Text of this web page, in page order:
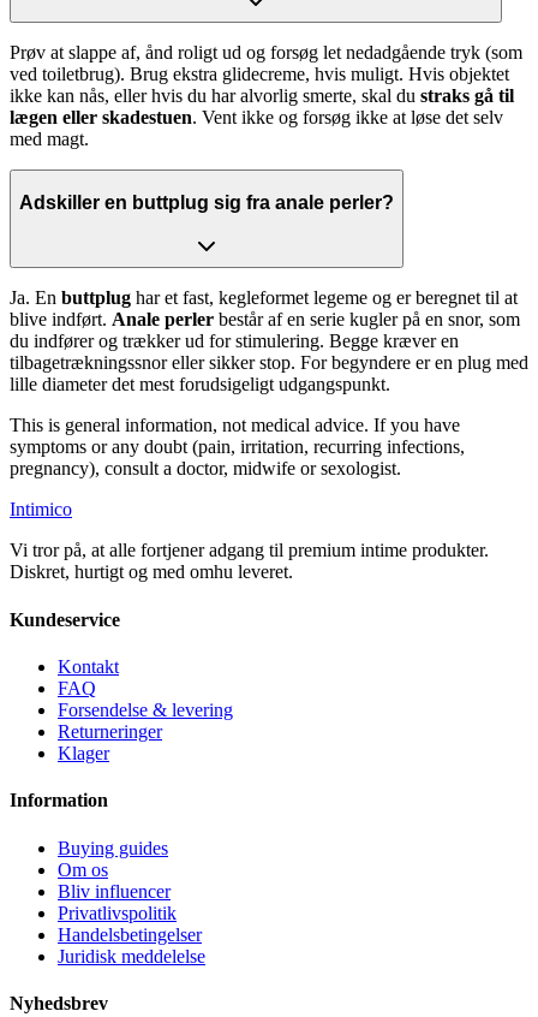
Prøv at slappe af, ånd roligt ud og forsøg let nedadgående tryk (som
ved toiletbrug). Brug ekstra glidecreme, hvis muligt. Hvis objektet
ikke kan nås, eller hvis du har alvorlig smerte, skal du straks gå til
lægen eller skadestuen. Vent ikke og forsøg ikke at løse det selv
med magt.
Adskiller en buttplug sig fra anale perler?
Ja. En buttplug har et fast, kegleformet legeme og er beregnet til at
blive indført. Anale perler består af en serie kugler på en snor, som
du indfører og trækker ud for stimulering. Begge kræver en
tilbagetrækningssnor eller sikker stop. For begyndere er en plug med
lille diameter det mest forudsigeligt udgangspunkt.
This is general information, not medical advice. If you have
symptoms or any doubt (pain, irritation, recurring infections,
pregnancy), consult a doctor, midwife or sexologist.
Intimico
Vi tror på, at alle fortjener adgang til premium intime produkter.
Diskret, hurtigt og med omhu leveret.
Kundeservice
Kontakt
FAQ
Forsendelse & levering
Returneringer
Klager
Information
Buying guides
Om os
Bliv influencer
Privatlivspolitik
Handelsbetingelser
Juridisk meddelelse
Nyhedsbrev